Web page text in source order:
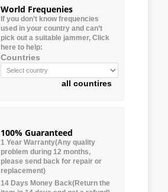
World Frequenies
If you don’t know frequencies
used in your country and can’t
pick out a suitable jammer, Click
here to help:
Countries
all countires
100% Guaranteed
1 Year Warranty(Any quality
problem during 12 months,
please send back for repair or
replacement)
14 Days Money Back(Return the